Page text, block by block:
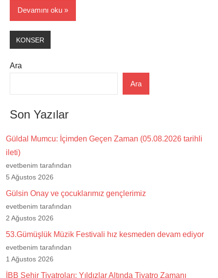
Devamını oku
KONSER
Ara
Ara
Son Yazılar
Güldal Mumcu: İçimden Geçen Zaman (05.08.2026 tarihli
ileti)
evetbenim tarafından
5 Ağustos 2026
Gülsin Onay ve çocuklarımız gençlerimiz
evetbenim tarafından
2 Ağustos 2026
53.Gümüşlük Müzik Festivali hız kesmeden devam ediyor
evetbenim tarafından
1 Ağustos 2026
İBB Şehir Tiyatroları: Yıldızlar Altında Tiyatro Zamanı